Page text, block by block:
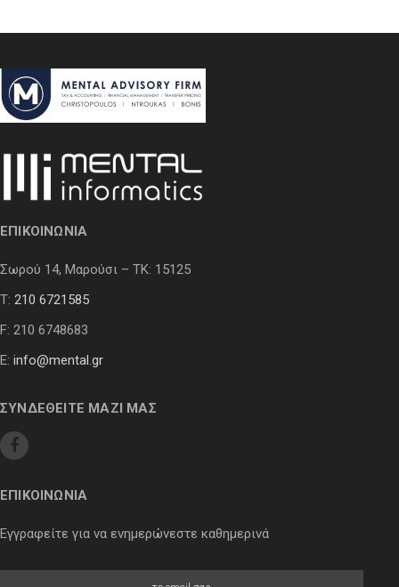
ΕΠΙΚΟΙΝΩΝΙΑ
Σωρού 14, Μαρούσι – ΤΚ: 15125
Τ: 210 6721585
F: 210 6748683
E: info@mental.gr
ΣΥΝΔΕΘΕΙΤΕ ΜΑΖΙ ΜΑΣ
ΕΠΙΚΟΙΝΩΝΙΑ
Εγγραφείτε για να ενημερώνεστε καθημερινά